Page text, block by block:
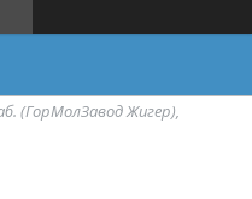
(ГорМолЗавод Жигер),